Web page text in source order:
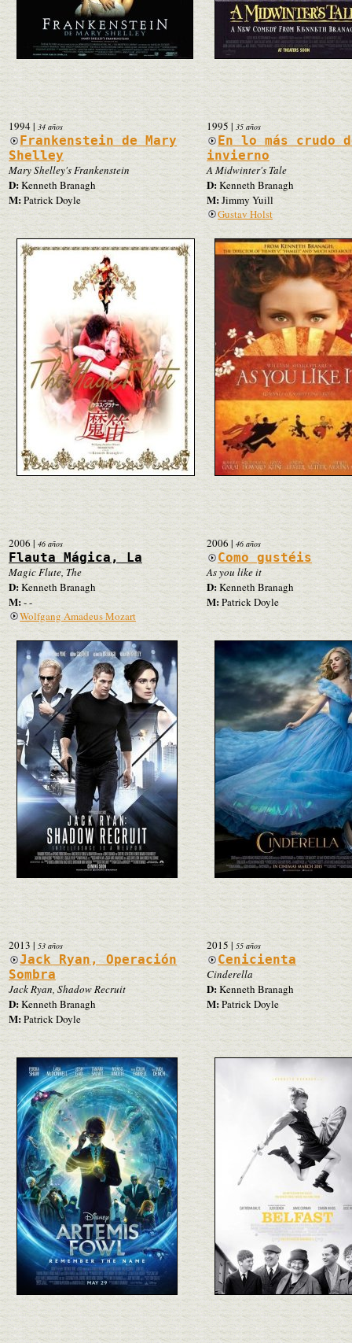
1994| 34 años
Frankenstein de Mary
Shelley
Mary Shelley's Frankenstein
D:Kenneth Branagh
M:Patrick Doyle
1995 | 35 años
En lo más crudo
invierno
A Midwinter's Tale
D: Kenneth Branagh
M:Jimmy Yuill
Gustav Holst
2006| 46 años
Flauta Mágica, La
Magic Flute, The
D:Kenneth Branagh
M: - -
Wolfgang Amadeus Mozart
2006 | 46 años
Como gustéis
As you like it
D: Kenneth Branagh
M:Patrick Doyle
2013| 53 años
Jack Ryan, Operación
Sombra
Jack Ryan, Shadow Recruit
D:Kenneth Branagh
M:Patrick Doyle
2015 | 55 años
Cenicienta
Cinderella
D:Kenneth Branagh
M:Patrick Doyle